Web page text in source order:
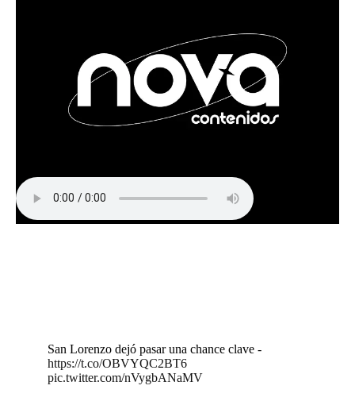
San Lorenzo dejó pasar una chance clave -
https://t.co/OBVYQC2BT6
pic.twitter.com/nVygbANaMV